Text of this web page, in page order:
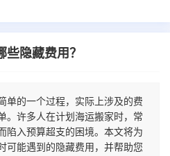
隐藏费用？
单的一个过程，实际上涉及的费
。许多人在计划海运搬家时，常
陷入预算超支的困境。本文将为
可能遇到的隐藏费用，并帮助您